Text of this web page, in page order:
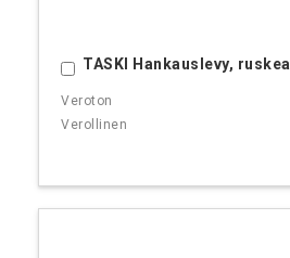
TASKI Hankauslevy, ruskea
Ostoskoriin